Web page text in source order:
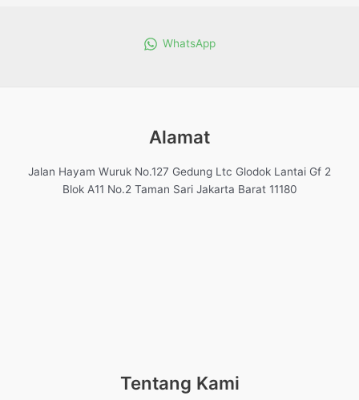
WhatsApp
Alamat
Jalan Hayam Wuruk No.127 Gedung Ltc Glodok Lantai Gf 2
Blok A11 No.2 Taman Sari Jakarta Barat 11180
Tentang Kami